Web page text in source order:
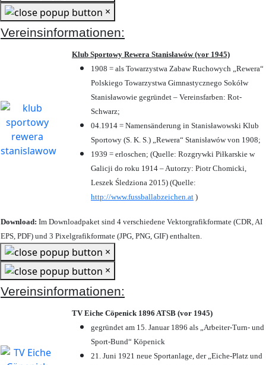
×
Vereinsinformationen:
Klub Sportowy Rewera Stanisławów (vor 1945)
1908 = als Towarzystwa Zabaw Ruchowych „Rewera“
Polskiego Towarzystwa Gimnastycznego Sokółw
Stanisławowie gegründet – Vereinsfarben: Rot-
Schwarz;
04.1914 = Namensänderung in Stanisławowski Klub
Sportowy (S. K. S.) „Rewera“ Stanisławów von 1908;
1939 = erloschen; (Quelle: Rozgrywki Piłkarskie w
Galicji do roku 1914 – Autorzy: Piotr Chomicki,
Leszek Śledziona 2015) (Quelle:
http://www.fussballabzeichen.at )
Download: Im Downloadpaket sind 4 verschiedene Vektorgrafikformate (CDR, AI
EPS, PDF) und 3 Pixelgrafikformate (JPG, PNG, GIF) enthalten.
×
×
Vereinsinformationen:
TV Eiche Cöpenick 1896 ATSB (vor 1945)
gegründet am 15. Januar 1896 als „Arbeiter-Turn- und
Sport-Bund“ Köpenick
21. Juni 1921 neue Sportanlage, der „Eiche-Platz und